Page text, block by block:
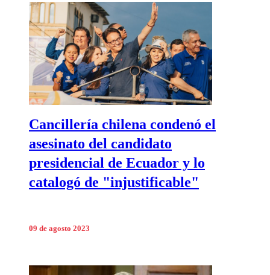
Cancillería chilena condenó el
asesinato del candidato
presidencial de Ecuador y lo
catalogó de "injustificable"
09 de agosto 2023